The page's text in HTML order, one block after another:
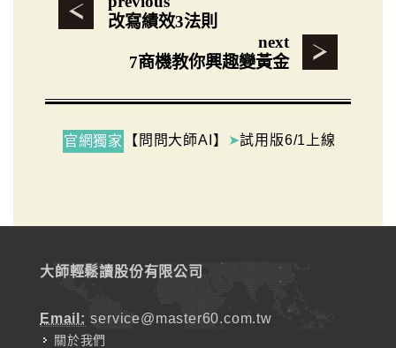
改寫績效3法則
next
7商機教你興趣變黃金
官網獨家 【問問大師AI】 ➤試用版6/1上線
大師輕鬆讀股份有限公司
Email: service@master60.com.tw
關於我們